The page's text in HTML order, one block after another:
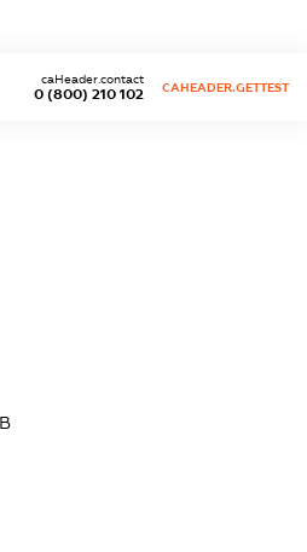
0 (800) 210 102
caHeader.contact
CAHEADER.GETTEST